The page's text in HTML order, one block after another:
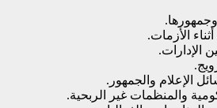
الأزمات.
الإدارات.
الإعلام والجمهور.
والمنظمات غير الربحية.